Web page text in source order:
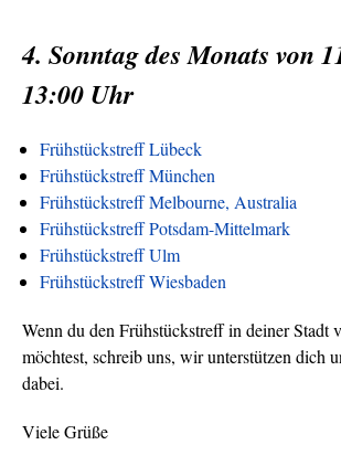
4. Sonntag des Monats von
13:00 Uhr
Frühstückstreff Lübeck
Frühstückstreff München
Frühstückstreff Melbourne, Australia
Frühstückstreff Potsdam-Mittelmark
Frühstückstreff Ulm
Frühstückstreff Wiesbaden
Wenn du den Frühstückstreff in deiner Stadt
möchtest, schreib uns, wir unterstützen dich
dabei.
Viele Grüße